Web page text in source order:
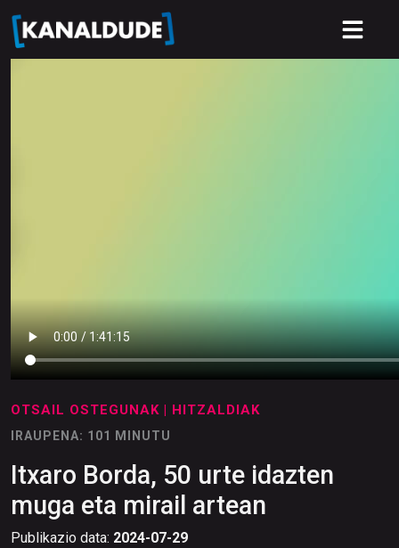
OTSAIL OSTEGUNAK | HITZALDIAK
IRAUPENA: 101 MINUTU
Itxaro Borda, 50 urte idazten
muga eta mirail artean
Publikazio data: 2024-07-29